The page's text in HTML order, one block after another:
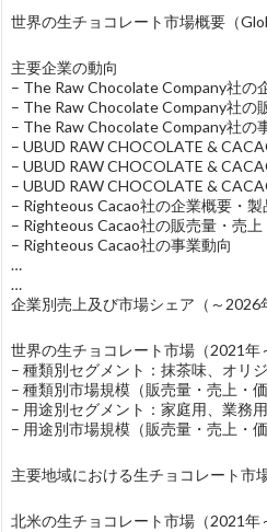
世界の生チョコレート市場概要（
主要企業の動向
– The Raw Chocolate Company社の
– The Raw Chocolate Company社の
– The Raw Chocolate Company社の
– UBUD RAW CHOCOLATE &
– UBUD RAW CHOCOLATE &
– UBUD RAW CHOCOLATE &
– Righteous Cacao社の企業概要・製
– Righteous Cacao社の販売量・売
– Righteous Cacao社の事業動向
…
…
企業別売上及び市場シェア（～2026
世界の生チョコレート市場（2021年
– 種類別セグメント：抹茶味、オリ
– 種類別市場規模（販売量・売上・価
– 用途別セグメント：家庭用、業務用
– 用途別市場規模（販売量・売上・価
主要地域における生チョコレート市
北米の生チョコレート市場（2021年